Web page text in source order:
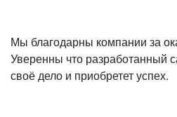
Мы благодарны компании за
Уверенны что разработанный
своё дело и приобретет успех.